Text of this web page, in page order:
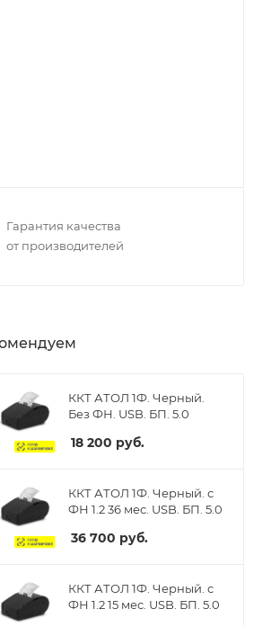
Гарантия качества
от производителей
ККТ АТОЛ 1Ф. Черный.
Без ФН. USB. БП. 5.0
18 200 руб.
ККТ АТОЛ 1Ф. Черный. с
ФН 1.2 36 мес. USB. БП. 5.0
36 700 руб.
ККТ АТОЛ 1Ф. Черный. с
ФН 1.2 15 мес. USB. БП. 5.0